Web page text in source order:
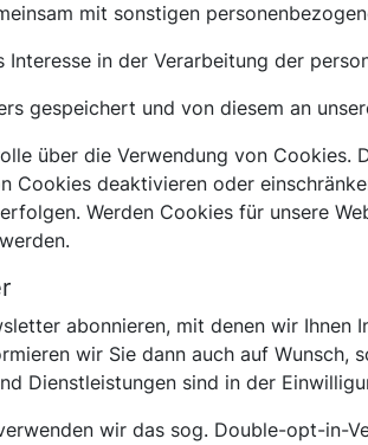
mit sonstigen
in der Verarbeitung der
gespeichert und von diesem an
über die Verwendung von Cookies.
Cookies deaktivieren oder
Werden Cookies für unsere
abonnieren, mit denen wir
wir Sie dann auch auf
Dienstleistungen sind in der
wir das sog. Double-opt-in-